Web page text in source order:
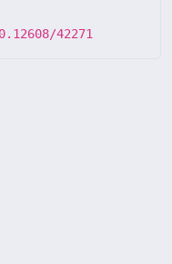
42271